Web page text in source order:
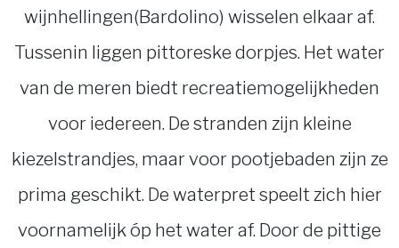
wijnhellingen(Bardolino) wisselen elkaar af.
Tussenin liggen pittoreske dorpjes. Het water
van de meren biedt recreatiemogelijkheden
voor iedereen. De stranden zijn kleine
kiezelstrandjes, maar voor pootjebaden zijn ze
prima geschikt. De waterpret speelt zich hier
voornamelijk óp het water af. Door de pittige